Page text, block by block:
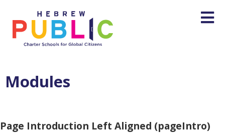
Modules
Page Introduction Left Aligned (pageIntro)